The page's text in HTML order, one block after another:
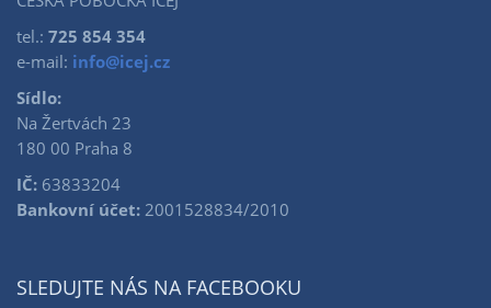
tel.: 725 854 354
e-mail: info@icej.cz
Sídlo:
Na Žertvách 23
180 00 Praha 8
IČ: 63833204
Bankovní účet: 2001528834/2010
SLEDUJTE NÁS NA FACEBOOKU